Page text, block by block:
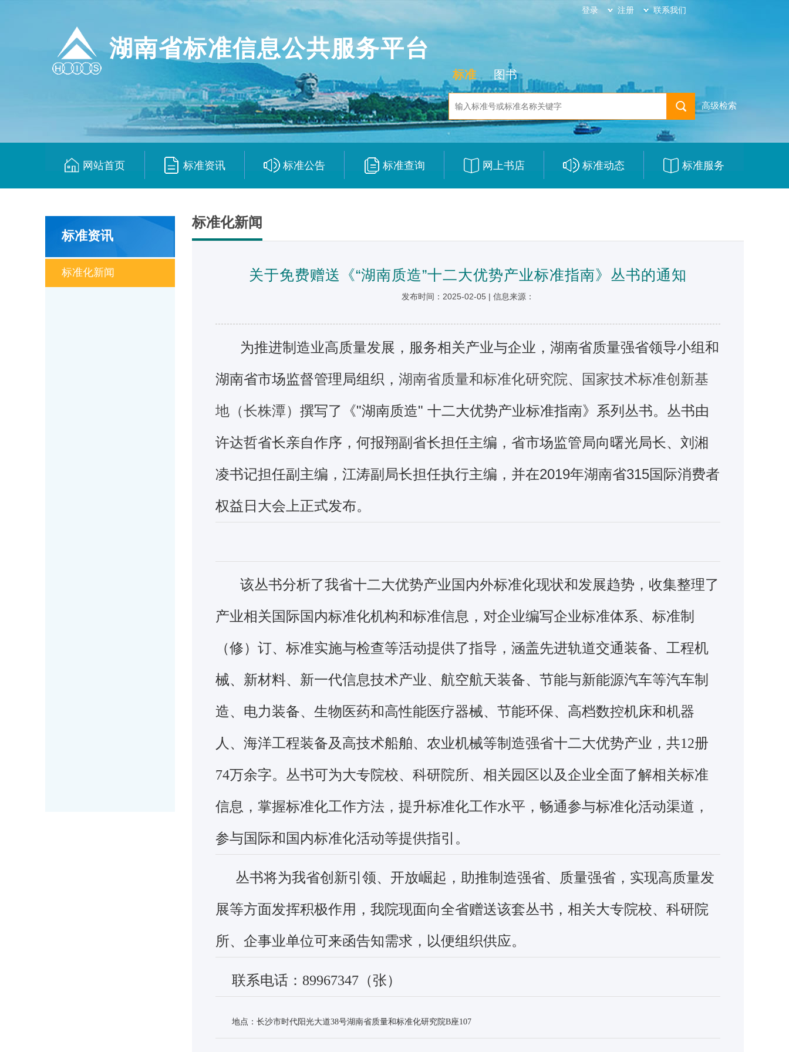
登录 注册 联系我们
湖南省标准信息公共服务平台
标准 图书
高级检索
网站首页 标准资讯 标准公告 标准查询 网上书店 标准动态 标准服务
标准资讯
标准化新闻
标准化新闻
关于免费赠送《“湖南质造”十二大优势产业标准指南》丛书的通知
发布时间：2025-02-05 | 信息来源：
为推进制造业高质量发展，服务相关产业与企业，湖南省质量强省领导小组和
湖南省市场监督管理局组织， 湖南省质量和标准化研究院、国家技术标准创新基
地（长株潭） 撰写了《"湖南质造" 十二大优势产业标准指南》系列丛书。丛书由
许达哲省长亲自作序，何报翔副省长担任主编，省市场监管局向曙光局长、刘湘
凌书记担任副主编，江涛副局长担任执行主编，并在2019年湖南省315国际消费者
权益日大会上正式发布。
该丛书分析了我省十二大优势产业国内外标准化现状和发展趋势，收集整理了
产业相关国际国内标准化机构和标准信息，对企业编写企业标准体系、标准制
（修）订、标准实施与检查等活动提供了指导，涵盖先进轨道交通装备、工程机
械、新材料、新一代信息技术产业、航空航天装备、节能与新能源汽车等汽车制
造、电力装备、生物医药和高性能医疗器械、节能环保、高档数控机床和机器
人、海洋工程装备及高技术船舶、农业机械等制造强省十二大优势产业，共12册
74万余字。丛书可为大专院校、科研院所、相关园区以及企业全面了解相关标准
信息，掌握标准化工作方法，提升标准化工作水平，畅通参与标准化活动渠道，
参与国际和国内标准化活动等提供指引。
丛书将为我省创新引领、开放崛起，助推制造强省、质量强省，实现高质量发
展等方面发挥积极作用，我院现面向全省赠送该套丛书，相关大专院校、科研院
所、企事业单位可来函告知需求，以便组织供应。
联系电话： 89967347 （张）
地点：长沙市时代阳光大道38号湖南省质量和标准化研究院B座107